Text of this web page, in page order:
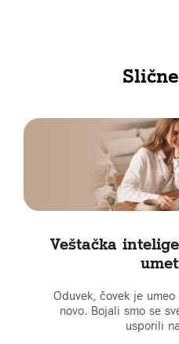
Veštačka
Oduvek, čovek je
novo. Bojali smo se
usporili